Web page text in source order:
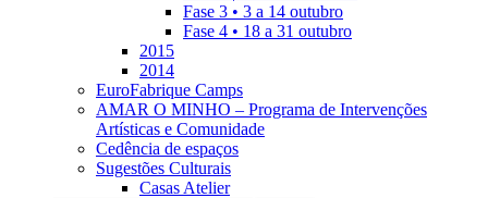
Fase 3 • 3 a 14 outubro
Fase 4 • 18 a 31 outubro
2015
2014
EuroFabrique Camps
AMAR O MINHO – Programa de Intervenções
Artísticas e Comunidade
Cedência de espaços
Sugestões Culturais
Casas Atelier